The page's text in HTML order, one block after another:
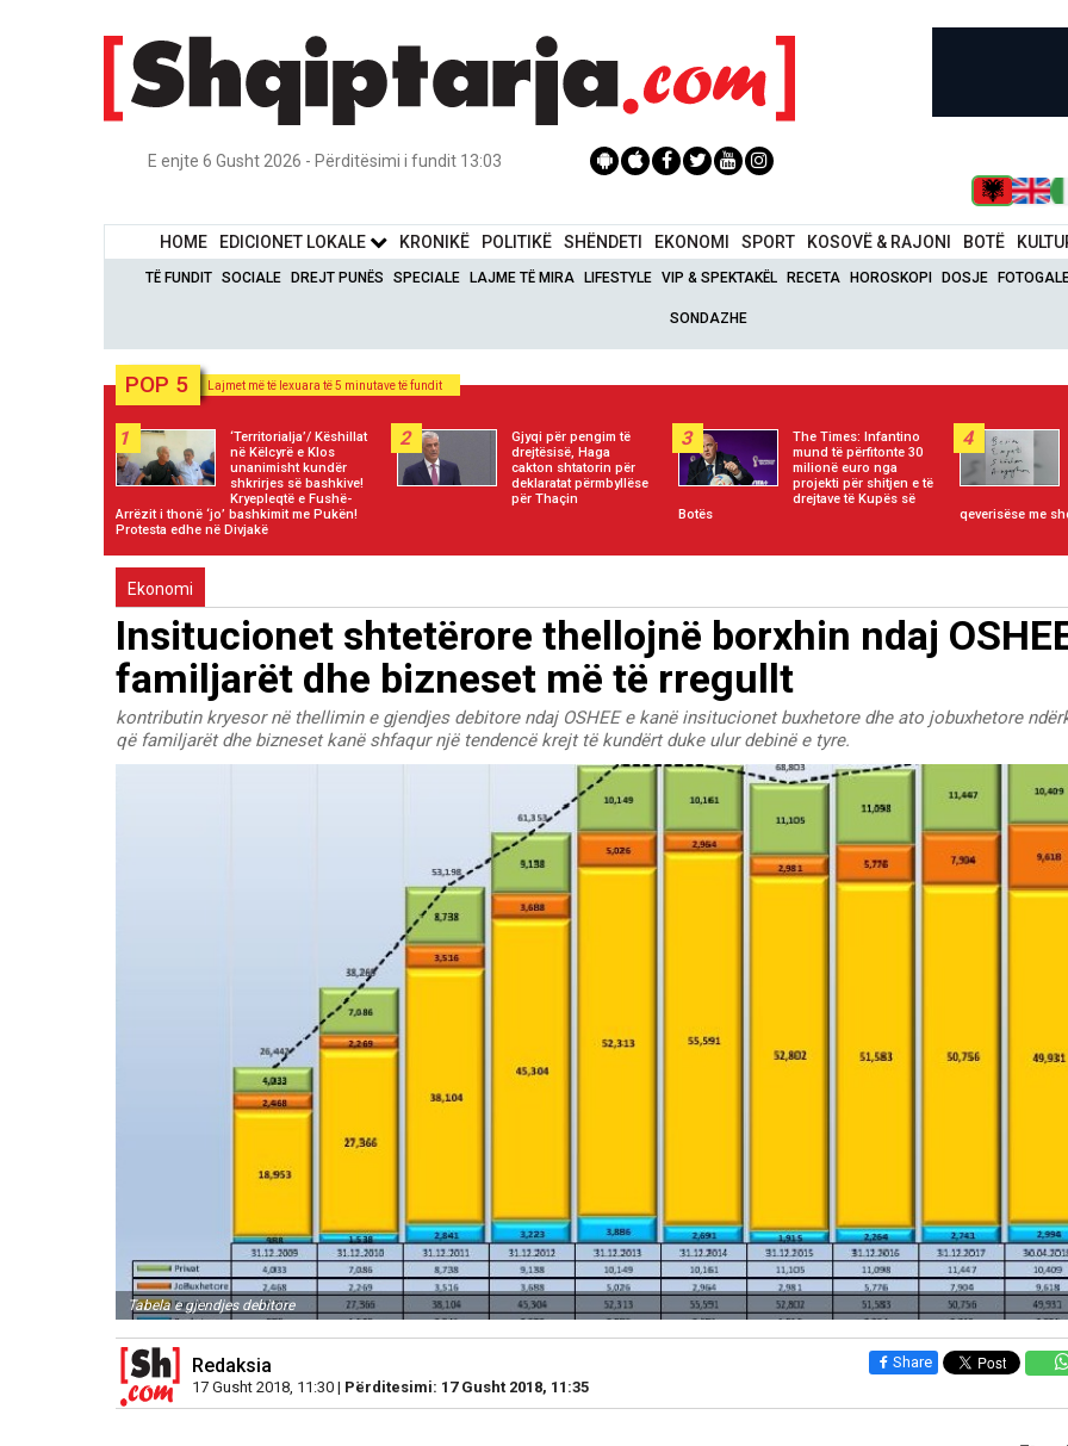
E enjte 6 Gusht 2026 - Përditësimi i fundit 13:03
HOME EDICIONET LOKALE KRONIKË POLITIKË SHËNDETI EKONOMI SPORT KOSOVË & RAJONI BOTË
TË FUNDIT SOCIALE DREJT PUNËS SPECIALE LAJME TË MIRA LIFESTYLE VIP & SPEKTAKËL RECETA HOROSKOPI DOSJE
SONDAZHE
POP 5 Lajmet më të lexuara të 5 minutave të fundit
1
‘Territorialja’/ Këshillat
në Këlcyrë e Klos
unanimisht kundër
shkrirjes së bashkive!
Kryepleqtë e Fushë-
Arrëzit i thonë ‘jo’ bashkimit me Pukën!
Protesta edhe në Divjakë
2
Gjyqi për pengim të
drejtësisë, Haga
cakton shtatorin për
deklaratat përmbyllëse
për Thaçin
3
The Times: Infantino
mund të përfitonte 30
milionë euro nga
projekti për shitjen e të
drejtave të Kupës së
Botës
4
qeverisëse me
Ekonomi
Insitucionet shtetërore thellojnë borxhin ndaj
familjarët dhe bizneset më të rregullt
kontributin kryesor në thellimin e gjendjes debitore ndaj OSHEE e kanë insitucionet buxhetore dhe ato jobuxhetore
që familjarët dhe bizneset kanë shfaqur një tendencë krejt të kundërt duke ulur debinë e tyre.
Tabela e gjendjes debitore
Redaksia
17 Gusht 2018, 11:30 | Përditesimi: 17 Gusht 2018, 11:35
Share